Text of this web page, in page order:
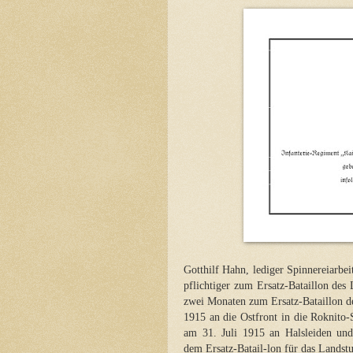
Gotthilf Hahn, lediger
pflichtiger zum Ersatz-Bataillon des
zwei Monaten zum Ersatz-Bataillon
1915 an die Ostfront in die
am 31. Juli 1915 an Halsleiden
dem Ersatz-Batail-lon für das